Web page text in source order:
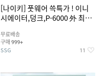
[나이키] 풋웨어 쓱특가 ! 이니
시에이터,덩크,P-6000 外 최대
무료배송
구매 999+
SSG 11